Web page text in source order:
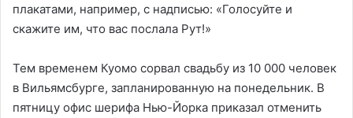
плакатами, например, с надписью: «Голосуйте и
скажите им, что вас послала Рут!»
Тем временем Куомо сорвал свадьбу из 10 000 человек
в Вильямсбурге, запланированную на понедельник. В
пятницу офис шерифа Нью-Йорка приказал отменить